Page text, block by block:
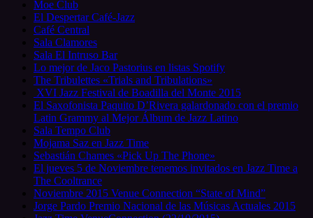
Moe Club
El Despertar Café-Jazz
Café Central
Sala Clamores
Sala El Intruso Bar
Lo mejor de Jaco Pastorius en listas Spotify
The Tribulettes «Trials and Tribulations»
XVI Jazz Festival de Boadilla del Monte 2015
El Saxofonista Paquito D’Rivera galardonado con el premio
Latin Grammy al Mejor Álbum de Jazz Latino
Sala Tempo Club
Mojama Saz en Jazz Time
Sebastián Chames «Pick Up The Phone»
El jueves 5 de Noviembre tenemos invitados en Jazz Time a
The Cooltrance
Noviembre 2015 Venue Connection “State of Mind”
Jorge Pardo Premio Nacional de las Músicas Actuales 2015